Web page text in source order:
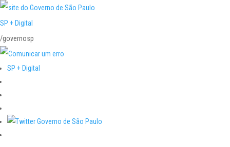
SP + Digital
/governosp
SP + Digital